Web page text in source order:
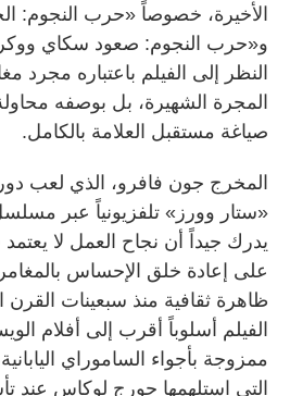
الأخيرة، خصوصاً «حرب النجوم:
و«حرب النجوم: صعود سكاي
النظر إلى الفيلم باعتباره مجرد
المجرة الشهيرة، بل بوصفه
صياغة مستقبل العلامة بالكامل.
المخرج جون فافرو، الذي لعب
«ستار وورز» تلفزيونياً عبر مسلسل
يدرك جيداً أن نجاح العمل لا
على إعادة خلق الإحساس
ظاهرة ثقافية منذ سبعينات القرن
الفيلم أسلوباً أقرب إلى أفلام
ممزوجة بأجواء الساموراي
التي استلهمها جورج لوكاس عند